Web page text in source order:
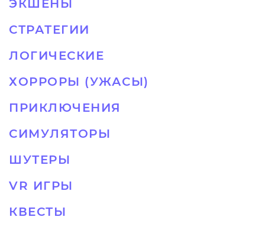
ЭКШЕНЫ
СТРАТЕГИИ
ЛОГИЧЕСКИЕ
ХОРРОРЫ (УЖАСЫ)
ПРИКЛЮЧЕНИЯ
СИМУЛЯТОРЫ
ШУТЕРЫ
VR ИГРЫ
КВЕСТЫ